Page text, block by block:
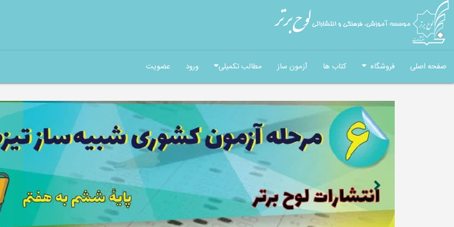
صفحه اصلی فروشگاه کتاب ها آزمون ساز مطالب تکمیلی ورود عضویت